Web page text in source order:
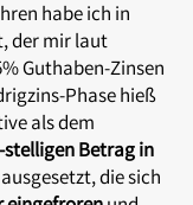
habe ich in
der mir laut
Guthaben-Zinsen
Phase hieß
als dem
stelligen Betrag in
die sich